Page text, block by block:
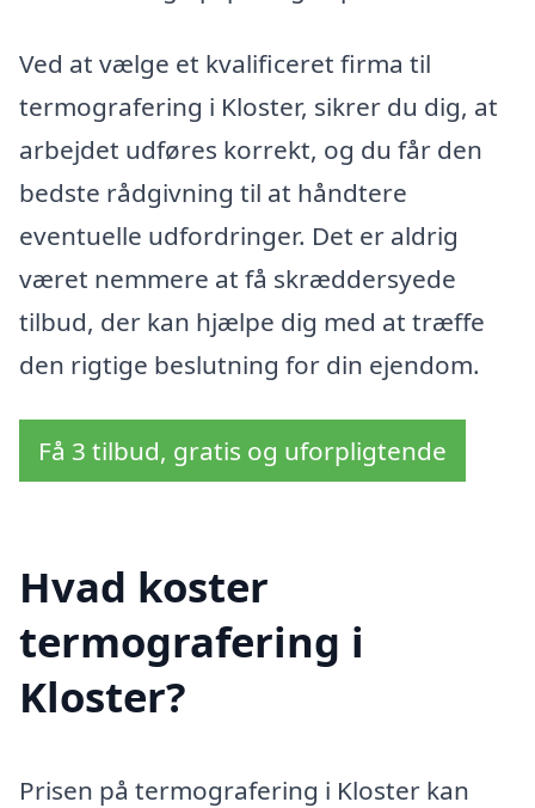
Ved at vælge et kvalificeret firma til
termografering i Kloster, sikrer du dig, at
arbejdet udføres korrekt, og du får den
bedste rådgivning til at håndtere
eventuelle udfordringer. Det er aldrig
været nemmere at få skræddersyede
tilbud, der kan hjælpe dig med at træffe
den rigtige beslutning for din ejendom.
Få 3 tilbud, gratis og uforpligtende
Hvad koster
termografering i
Kloster?
Prisen på termografering i Kloster kan